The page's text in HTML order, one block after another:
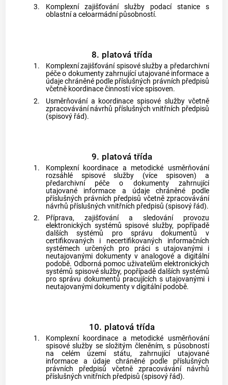
3.
Komplexní zajišťování služby podací stanice s
oblastní a celoarmádní působností.
8. platová třída
1.
Komplexní zajišťování spisové služby a předarchivní
péče o dokumenty zahrnující utajované informace a
údaje chráněné podle příslušných právních předpisů
včetně koordinace činností více spisoven.
2.
Usměrňování a koordinace spisové služby včetně
zpracovávání návrhů příslušných vnitřních předpisů
(spisový řád).
9. platová třída
1.
Komplexní koordinace a metodické usměrňování
rozsáhlé spisové služby (více spisoven) a
předarchivní péče o dokumenty zahrnující
utajované informace a údaje chráněné podle
příslušných právních předpisů včetně zpracovávání
návrhů příslušných vnitřních předpisů (spisový řád).
2.
Příprava, zajišťování a sledování provozu
elektronických systémů spisové služby, popřípadě
dalších systémů pro správu dokumentů v
certifikovaných i necertifikovaných informačních
systémech určených pro práci s utajovanými i
neutajovanými dokumenty v analogové a digitální
podobě. Odborná pomoc uživatelům elektronických
systémů spisové služby, popřípadě dalších systémů
pro správu dokumentů pracujících s utajovanými i
neutajovanými dokumenty v digitální podobě.
10. platová třída
1.
Komplexní koordinace a metodické usměrňování
spisové služby se složitým členěním, s působností
na celém území státu, zahrnující utajované
informace a údaje chráněné podle příslušných
právních předpisů včetně zpracovávání návrhů
příslušných vnitřních předpisů (spisový řád).